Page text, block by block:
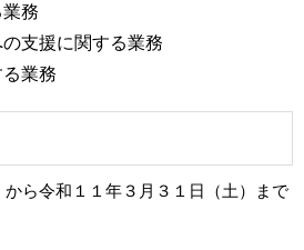
務
支援に関する業務
業務
ら令和１１年３月３１日（土）まで